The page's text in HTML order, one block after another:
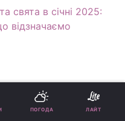
свята в січні 2025:
відзначаємо
НАС
ПОГОДА ЛАЙТ